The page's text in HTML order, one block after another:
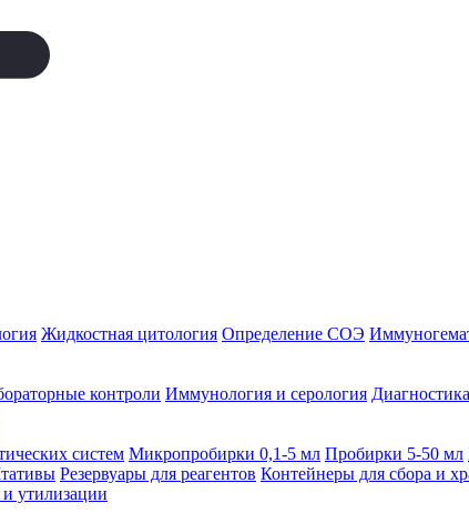
Жидкостная цитология Определение СОЭ
контроли Иммунология и серология
систем Микропробирки 0,1-5 мл Пробирки 5-50 мл
Резервуары для реагентов Контейнеры для сбора и
утилизации